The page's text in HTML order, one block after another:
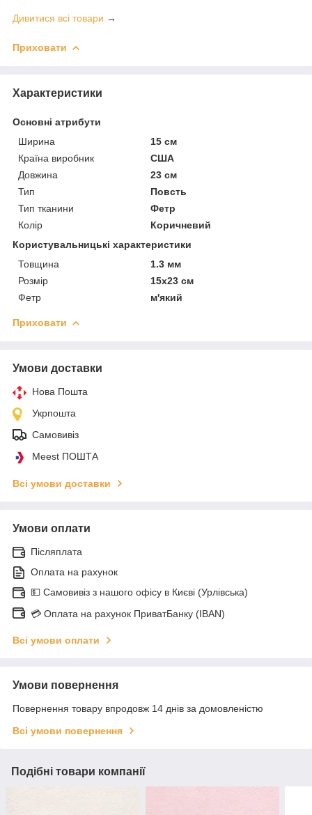
Дивитися всі товари →
Приховати
Характеристики
Основні атрибути
Ширина
15 см
Країна виробник
США
Довжина
23 см
Тип
Повсть
Тип тканини
Фетр
Колір
Коричневий
Користувальницькі характеристики
Товщина
1.3 мм
Розмір
15х23 см
Фетр
м'який
Приховати
Умови доставки
Нова Пошта
Укрпошта
Самовивіз
Meest ПОШТА
Всі умови доставки
Умови оплати
Післяплата
Оплата на рахунок
💵 Самовивіз з нашого офісу в Києві (Урлівська)
💳 Оплата на рахунок ПриватБанку (IBAN)
Всі умови оплати
Умови повернення
Повернення товару впродовж 14 днів за домовленістю
Всі умови повернення
Подібні товари компанії